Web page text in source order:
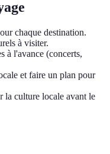
chaque destination.
à visiter.
à l'avance (concerts,
et faire un plan pour
la culture locale avant le